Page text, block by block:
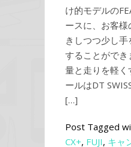
け的モデルの
ースに、お客
きしつつ少し
することがで
量と走りを軽く
ールはDT
[…]
Post Tagged
CX+, FUJI, キャ